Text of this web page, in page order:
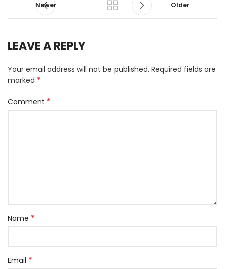
Newer Older
LEAVE A REPLY
Your email address will not be published. Required fields are
marked *
Comment *
Name *
Email *